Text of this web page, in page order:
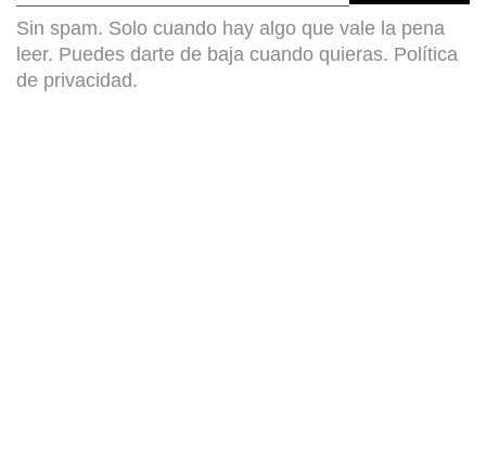
Sin spam. Solo cuando hay algo que vale la pena
leer. Puedes darte de baja cuando quieras. Política
de privacidad.